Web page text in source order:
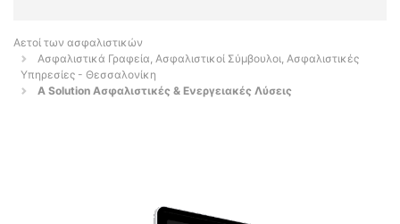
Αετοί των ασφαλιστικών
Ασφαλιστικά Γραφεία, Ασφαλιστικοί Σύμβουλοι, Ασφαλιστικές
Υπηρεσίες - Θεσσαλονίκη
A Solution Ασφαλιστικές & Ενεργειακές Λύσεις